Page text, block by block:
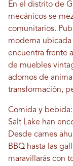
En el distrito de
mecánicos se
comunitarios.
moderna
encuentra frente
de muebles
adornos de
transformación,
Comida y
Salt Lake han
Desde carnes
BBQ hasta las
maravillarás con